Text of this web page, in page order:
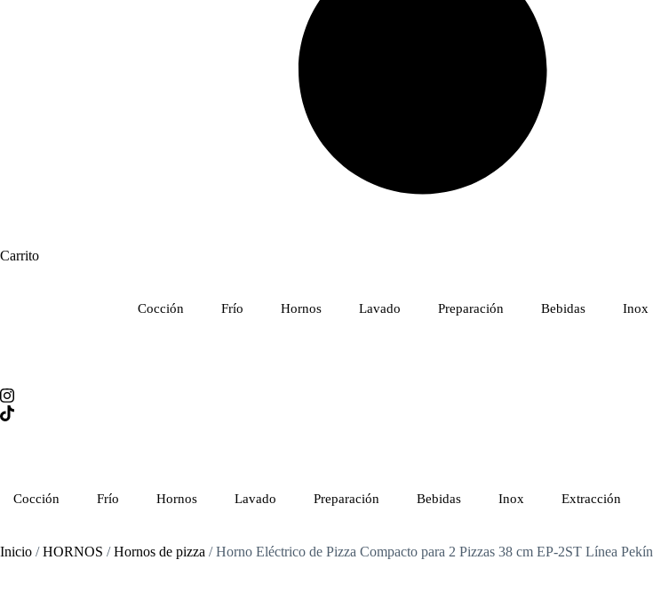
Carrito
Cocción Frío Hornos Lavado Preparación Bebidas Inox
Cocción Frío Hornos Lavado Preparación Bebidas Inox Extracción
Inicio /HORNOS /Hornos de pizza / Horno Eléctrico de Pizza Compacto para 2 Pizzas 38 cm EP-2ST Línea Pekín